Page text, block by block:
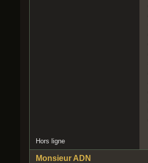
Hors ligne
Monsieur ADN